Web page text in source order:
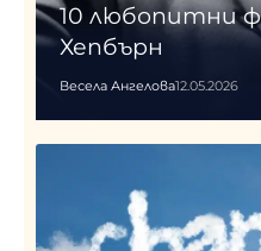
10 любопитни
Хепбърн
Весела Ангелова12.05.2026